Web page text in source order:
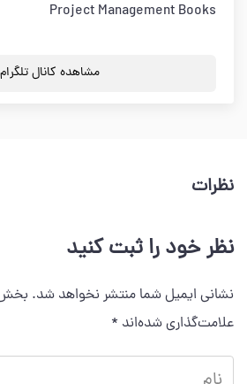
Project Management Books
مشاهده کانال تلگرام
نظرات
نظر خود را ثبت کنید
نشانی ایمیل شما منتشر نخواهد شد.
علامت‌گذاری شده‌اند *